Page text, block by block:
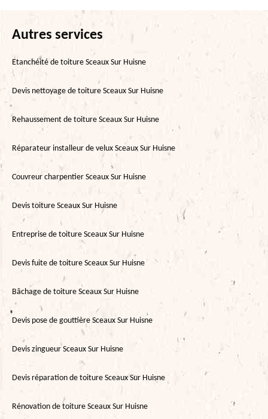
Autres services
Etanchéité de toiture Sceaux Sur Huisne
Devis nettoyage de toiture Sceaux Sur Huisne
Rehaussement de toiture Sceaux Sur Huisne
Réparateur installeur de velux Sceaux Sur Huisne
Couvreur charpentier Sceaux Sur Huisne
Devis toiture Sceaux Sur Huisne
Entreprise de toiture Sceaux Sur Huisne
Devis fuite de toiture Sceaux Sur Huisne
Bâchage de toiture Sceaux Sur Huisne
Devis pose de gouttière Sceaux Sur Huisne
Devis zingueur Sceaux Sur Huisne
Devis réparation de toiture Sceaux Sur Huisne
Rénovation de toiture Sceaux Sur Huisne